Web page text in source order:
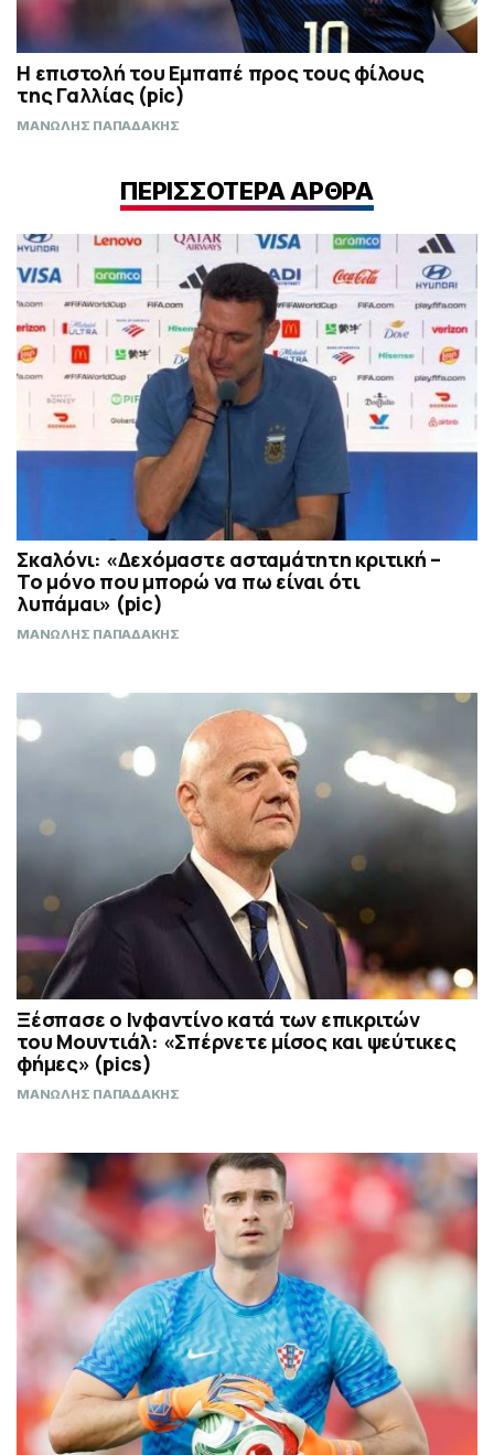
Η επιστολή του Εμπαπέ προς τους φίλους
της Γαλλίας (pic)
ΜΑΝΩΛΗΣ ΠΑΠΑΔΑΚΗΣ
ΠΕΡΙΣΣΟΤΕΡΑ ΑΡΘΡΑ
Σκαλόνι: «Δεχόμαστε ασταμάτητη κριτική –
Το μόνο που μπορώ να πω είναι ότι
λυπάμαι» (pic)
ΜΑΝΩΛΗΣ ΠΑΠΑΔΑΚΗΣ
Ξέσπασε ο Ινφαντίνο κατά των επικριτών
του Μουντιάλ: «Σπέρνετε μίσος και ψεύτικες
φήμες» (pics)
ΜΑΝΩΛΗΣ ΠΑΠΑΔΑΚΗΣ